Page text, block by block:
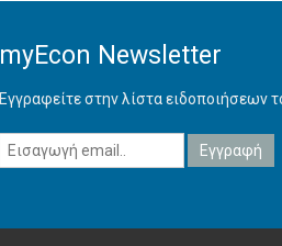
myEcon Newsletter
Εγγραφείτε στην λίστα ειδοποιήσεων